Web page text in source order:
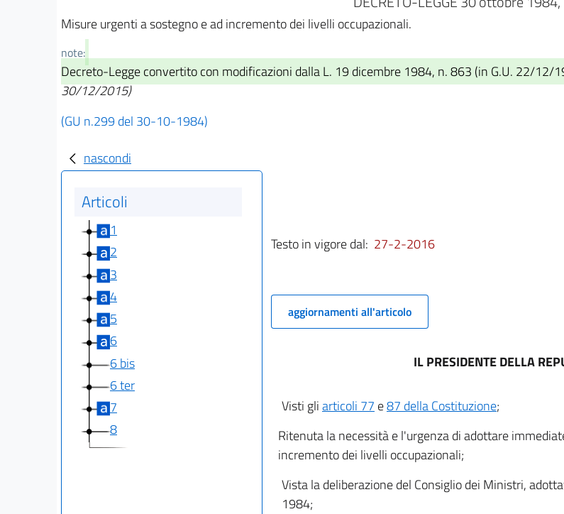
Misure urgenti a sostegno e ad incremento dei livelli occupazionali.
note:
Decreto-Legge convertito con modificazioni dalla L. 19 dicembre 1984, n. 863 (in G.U. 22/12/
30/12/2015)
(GU n.299 del 30-10-1984)
nascondi
Articoli
1
2
3
4
5
6
6 bis
6 ter
7
8
Testo in vigore dal: 27-2-2016
aggiornamenti all'articolo
IL PRESIDENTE DELLA
Visti gliarticoli 77 e87 della Costituzione;
Ritenuta la necessità e l'urgenza di adottare
incremento dei livelli occupazionali;
Vista la deliberazione del Consiglio dei Ministri,
1984;